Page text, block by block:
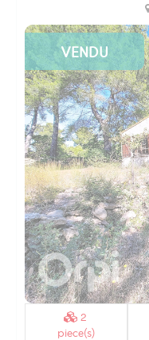
VENDU
2
piece(s)